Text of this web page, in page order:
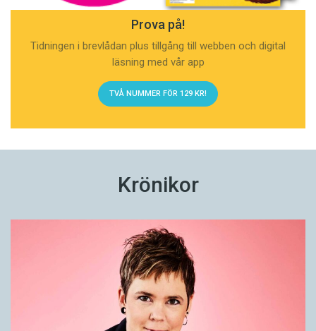
Prova på!
Tidningen i brevlådan plus tillgång till webben och digital
läsning med vår app
TVÅ NUMMER FÖR 129 KR!
Krönikor